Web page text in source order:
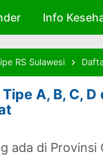
Info
RS Sulawesi Daftar
A, B, C,
ada di Provinsi